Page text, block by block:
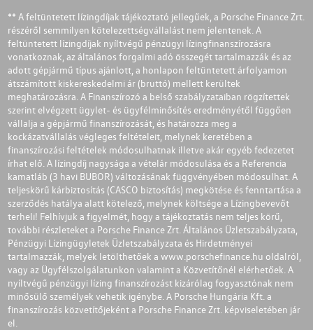
** A feltüntetett lízingdíjak tájékoztató jellegűek, a Porsche Finance Zrt.
részéről semmilyen kötelezettségvállalást nem jelentenek. A
feltüntetett lízingdíjak nyíltvégű pénzügyi lízingfinanszírozásra
vonatkoznak, az általános forgalmi adó összegét tartalmazzák és az
adott gépjármű típus ajánlott, a honlapon feltüntetett árfolyamon
átszámított kiskereskedelmi ár (bruttó) mellett kerültek
meghatározásra. A Finanszírozó a belső szabályzataiban rögzítettek
szerint elvégzett ügylet- és ügyfélminősítés eredményétől függően
vállalja a gépjármű finanszírozását, és határozza meg a
kockázatvállalás végleges feltételeit, melynek keretében a
finanszírozási feltételek módosulhatnak illetve akár egyéb fedezetet
írhat elő. A lízingdíj nagysága a vételár módosulása és a Referencia
kamatláb (3 havi BUBOR) változásának függvényében módosulhat. A
teljeskörű kárbiztosítás (CASCO biztosítás) megkötése és fenntartása a
szerződés hatálya alatt kötelező, melynek költsége a Lízingbevevőt
terheli! Felhívjuk a figyelmét, hogy a tájékoztatás nem teljes körű,
további részleteket a Porsche Finance Zrt. Általános Üzletszabályzata,
Pénzügyi Lízingügyletek Üzletszabályzata és Hirdetményei
tartalmazzák, melyek letölthetőek a www.porschefinance.hu oldalról,
vagy az Ügyfélszolgálatunkon valamint a Közvetítőnél elérhetőek. A
nyíltvégű pénzügyi lízing finanszírozást kizárólag fogyasztónak nem
minősülő személyek vehetik igénybe. A Porsche Hungária Kft. a
finanszírozás közvetítőjeként a Porsche Finance Zrt. képviseletében jár
el.